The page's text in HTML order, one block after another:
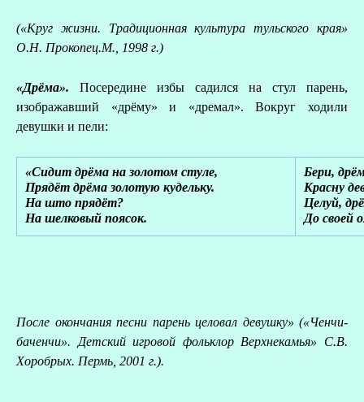
(«Круг жизни. Традиционная культура тульского края»
О.Н. Прокопец.М., 1998 г.)
«Дрёма». Посередине избы садился на стул парень,
изображавший «дрёму» и «дремал». Вокруг ходили
девушки и пели:
«Сидит дрёма на золотом стуле,
Прядёт дрёма золотую кудельку.
На што прядёт?
На шелковый поясок.
Бери,
Красну
Целуй,
До своей
После окончания песни парень целовал девушку» («Ченчи-
баченчи». Детский игровой фольклор Верхнекамья» С.В.
Хоробрых. Пермь, 2001 г.).